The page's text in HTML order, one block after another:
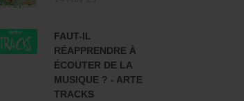
FAUT-IL
RÉAPPRENDRE À
ÉCOUTER DE LA
MUSIQUE ? - ARTE
TRACKS